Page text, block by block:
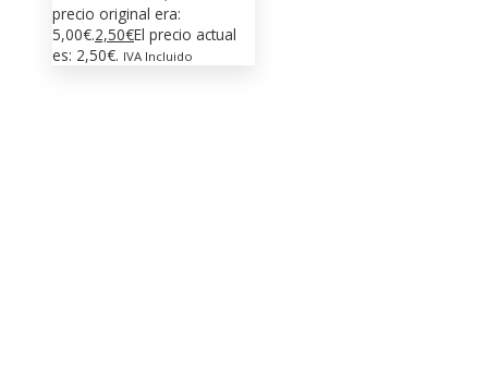
precio original era:
5,00€.2,50€El precio actual
es: 2,50€. IVA Incluido